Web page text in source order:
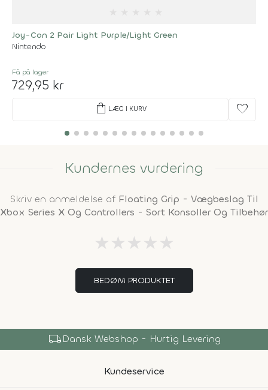
Joy-Con 2 Pair Light Purple/Light Green
Nintendo
Få på lager
729,95 kr
shopping_bag LÆG I KURV favorite
Kundernes vurdering
Skriv en anmeldelse af Floating Grip - Vægbeslag Til
Xbox Series X Og Controllers - Sort Konsoller Og Tilbehør
★ ★ ★ ★ ★
BEDØM PRODUKTET
local_shippingDansk Webshop - Hurtig Levering
Kundeservice